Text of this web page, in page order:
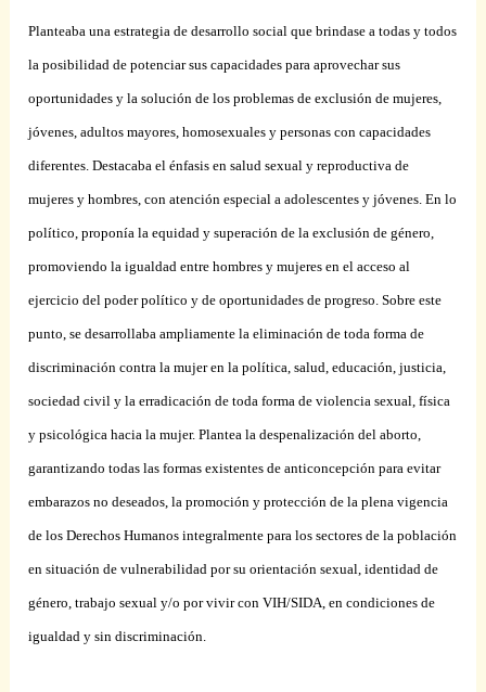
Planteaba una estrategia de desarrollo social que brindase a todas y todos
la posibilidad de potenciar sus capacidades para aprovechar sus
oportunidades y la solución de los problemas de exclusión de mujeres,
jóvenes, adultos mayores, homosexuales y personas con capacidades
diferentes. Destacaba el énfasis en salud sexual y reproductiva de
mujeres y hombres, con atención especial a adolescentes y jóvenes. En lo
político, proponía la equidad y superación de la exclusión de género,
promoviendo la igualdad entre hombres y mujeres en el acceso al
ejercicio del poder político y de oportunidades de progreso. Sobre este
punto, se desarrollaba ampliamente la eliminación de toda forma de
discriminación contra la mujer en la política, salud, educación, justicia,
sociedad civil y la erradicación de toda forma de violencia sexual, física
y psicológica hacia la mujer. Plantea la despenalización del aborto,
garantizando todas las formas existentes de anticoncepción para evitar
embarazos no deseados, la promoción y protección de la plena vigencia
de los Derechos Humanos integralmente para los sectores de la población
en situación de vulnerabilidad por su orientación sexual, identidad de
género, trabajo sexual y/o por vivir con VIH/SIDA, en condiciones de
igualdad y sin discriminación.